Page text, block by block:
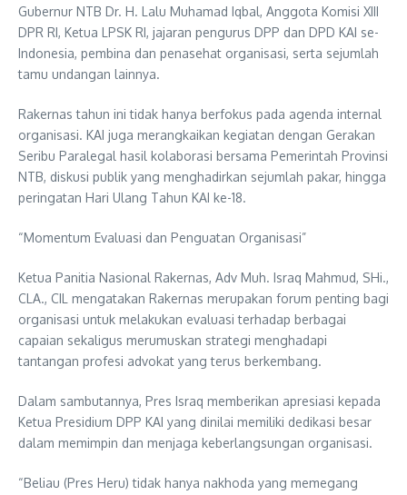
Gubernur NTB Dr. H. Lalu Muhamad Iqbal, Anggota Komisi XIII
DPR RI, Ketua LPSK RI, jajaran pengurus DPP dan DPD KAI se-
Indonesia, pembina dan penasehat organisasi, serta sejumlah
tamu undangan lainnya.
Rakernas tahun ini tidak hanya berfokus pada agenda internal
organisasi. KAI juga merangkaikan kegiatan dengan Gerakan
Seribu Paralegal hasil kolaborasi bersama Pemerintah Provinsi
NTB, diskusi publik yang menghadirkan sejumlah pakar, hingga
peringatan Hari Ulang Tahun KAI ke-18.
“Momentum Evaluasi dan Penguatan Organisasi”
Ketua Panitia Nasional Rakernas, Adv Muh. Israq Mahmud, SHi.,
CLA., CIL mengatakan Rakernas merupakan forum penting bagi
organisasi untuk melakukan evaluasi terhadap berbagai
capaian sekaligus merumuskan strategi menghadapi
tantangan profesi advokat yang terus berkembang.
Dalam sambutannya, Pres Israq memberikan apresiasi kepada
Ketua Presidium DPP KAI yang dinilai memiliki dedikasi besar
dalam memimpin dan menjaga keberlangsungan organisasi.
“Beliau (Pres Heru) tidak hanya nakhoda yang memegang